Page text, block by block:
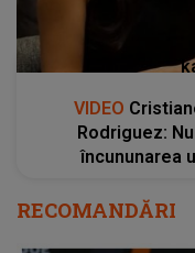
VIDEO
Rodriguez:
încununarea
RECOMANDĂRI